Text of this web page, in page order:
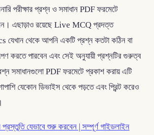
পরীক্ষার প্রশ্ন ও সমাধান PDF ফরমেটে
এছাড়াও রয়েছে Live MCQ প্রদত্ত
থেকে আপনি একটি প্রশ্ন কতটা কঠিন বা
করতে পারবেন এবং সেই অনুযায়ী প্রশ্নটির গুরুত্ব
সমাধানগুলো PDF ফরমেটে প্রকাশ করায় এটি
যেকোন ডিভাইস থেকে পড়তে এবং প্রিন্ট করেও
প্রস্তুতি যেভাবে শুরু করবেন | সম্পূর্ণ গাইডলাইন